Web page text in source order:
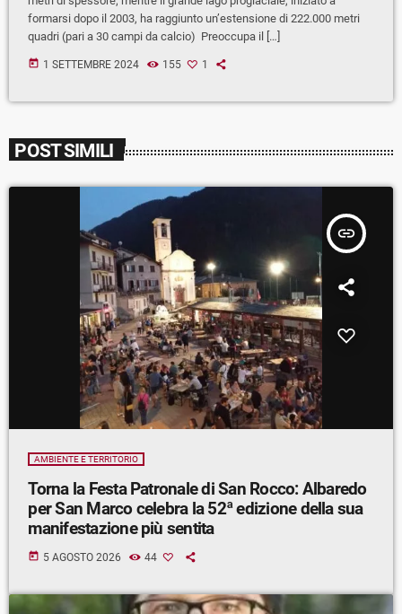
formarsi dopo il 2003, ha raggiunto un’estensione di 222.000 metri
quadri (pari a 30 campi da calcio) Preoccupa il […]
today 1 SETTEMBRE 2024 155 1
POST SIMILI
insert_link
AMBIENTE E TERRITORIO
Torna la Festa Patronale di San Rocco: Albaredo
per San Marco celebra la 52ª edizione della sua
manifestazione più sentita
today 5 AGOSTO 2026 44